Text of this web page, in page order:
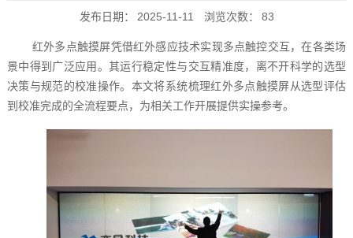
发布日期： 2025-11-11 浏览次数： 83
红外多点触摸屏凭借红外感应技术实现多点触控交互，在各类场
景中得到广泛应用。其运行稳定性与交互精准度，离不开科学的选型
决策与规范的校准操作。本文将系统梳理红外多点触摸屏从选型评估
到校准完成的全流程要点，为相关工作开展提供实操参考。